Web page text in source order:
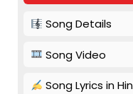
Song Details
Song Video
Song Lyrics in